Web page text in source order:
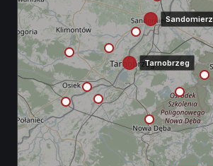
Tarnobrzeg
Sandomierz